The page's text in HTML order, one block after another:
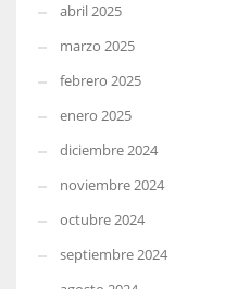
abril 2025
marzo 2025
febrero 2025
enero 2025
diciembre 2024
noviembre 2024
octubre 2024
septiembre 2024